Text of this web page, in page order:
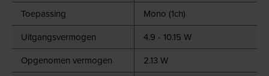
Toepassing
Mono (1ch)
Uitgangsvermogen
4.9 - 10.15 W
Opgenomen vermogen
2.13 W